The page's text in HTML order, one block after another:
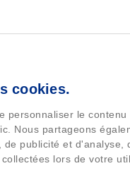
cookies.
personnaliser le
Nous partageons
publicité et
lors de votre